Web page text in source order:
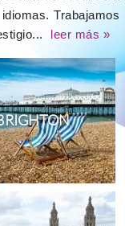
Trabajamos
leer más »